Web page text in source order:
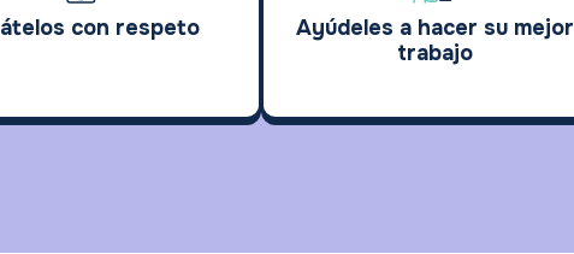
con respeto
Ayúdeles a hacer su mejor
trabajo